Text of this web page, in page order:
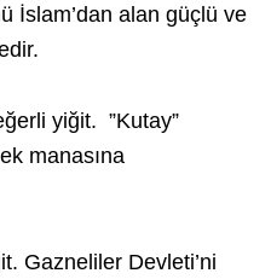
İslam’dan alan güçlü ve
yiğit. ”Kutay”
manasına
Gazneliler Devleti’ni